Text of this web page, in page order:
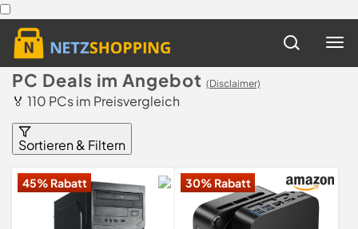
PC Deals im Angebot (Disclaimer)
🏅 110 PCs im Preisvergleich
Sortieren & Filtern
45% Rabatt 30% Rabatt